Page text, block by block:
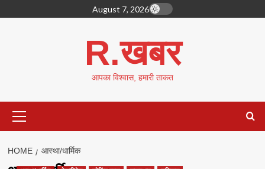
to
August 7, 2026
R.खबर
आपका विश्वास, हमारी ताकत
Menu
HOME आस्था/धार्मिक